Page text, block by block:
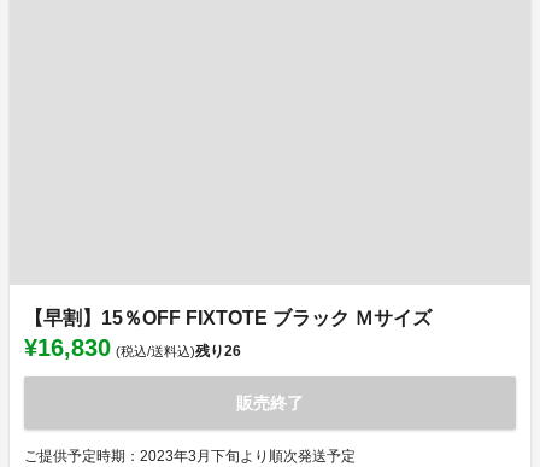
【早割】15％OFF FIXTOTE ブラック Ｍサイズ
¥16,830 (税込/送料込)残り26
販売終了
ご提供予定時期：2023年3月下旬より順次発送予定